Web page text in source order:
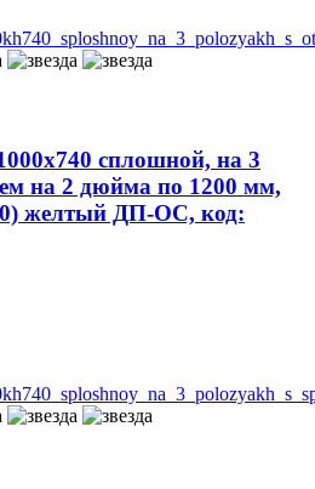
сплошной, на 3
на 2 дюйма по 1200 мм,
желтый ДП-ОС, код: